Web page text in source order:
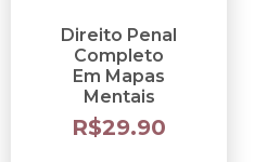
Direito Penal
Completo
Em Mapas
Mentais
R$29.90